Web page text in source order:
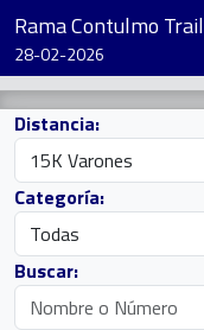
Rama Contulmo Trail
28-02-2026
Distancia:
Categoría:
Buscar: